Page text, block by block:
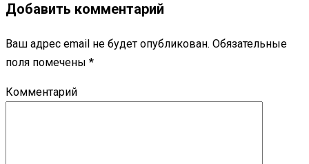
Добавить комментарий
Ваш адрес email не будет опубликован. Обязательные
поля помечены *
Комментарий